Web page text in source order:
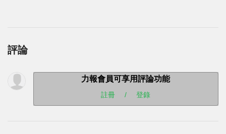
評論
力報會員可享用評論功能
註冊 / 登錄